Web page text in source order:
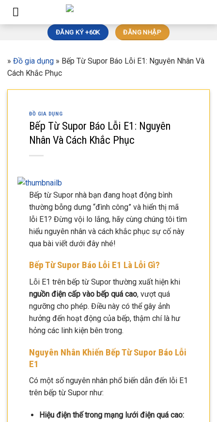
Skip
ĐĂNG KÝ +60K ĐĂNG NHẬP
» Đồ gia dụng » Bếp Từ Supor Báo Lỗi E1: Nguyên Nhân Và
Cách Khắc Phục
ĐỒ GIA DỤNG
Bếp Từ Supor Báo Lỗi E1: Nguyên
Nhân Và Cách Khắc Phục
Bếp từ Supor nhà bạn đang hoạt động bình
thường bỗng dưng “đình công” và hiển thị mã
lỗi E1? Đừng vội lo lắng, hãy cùng chúng tôi tìm
hiểu nguyên nhân và cách khắc phục sự cố này
qua bài viết dưới đây nhé!
Bếp Từ Supor Báo Lỗi E1 Là Lỗi Gì?
Lỗi E1 trên bếp từ Supor thường xuất hiện khi
nguồn điện cấp vào bếp quá cao, vượt quá
ngưỡng cho phép. Điều này có thể gây ảnh
hưởng đến hoạt động của bếp, thậm chí là hư
hỏng các linh kiện bên trong.
Nguyên Nhân Khiến Bếp Từ Supor Báo Lỗi
E1
Có một số nguyên nhân phổ biến dẫn đến lỗi E1
trên bếp từ Supor như:
Hiệu điện thế trong mạng lưới điện quá cao: